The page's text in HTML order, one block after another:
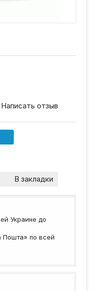
Написать отзыв
В закладки
Украине до
Пошта» по всей